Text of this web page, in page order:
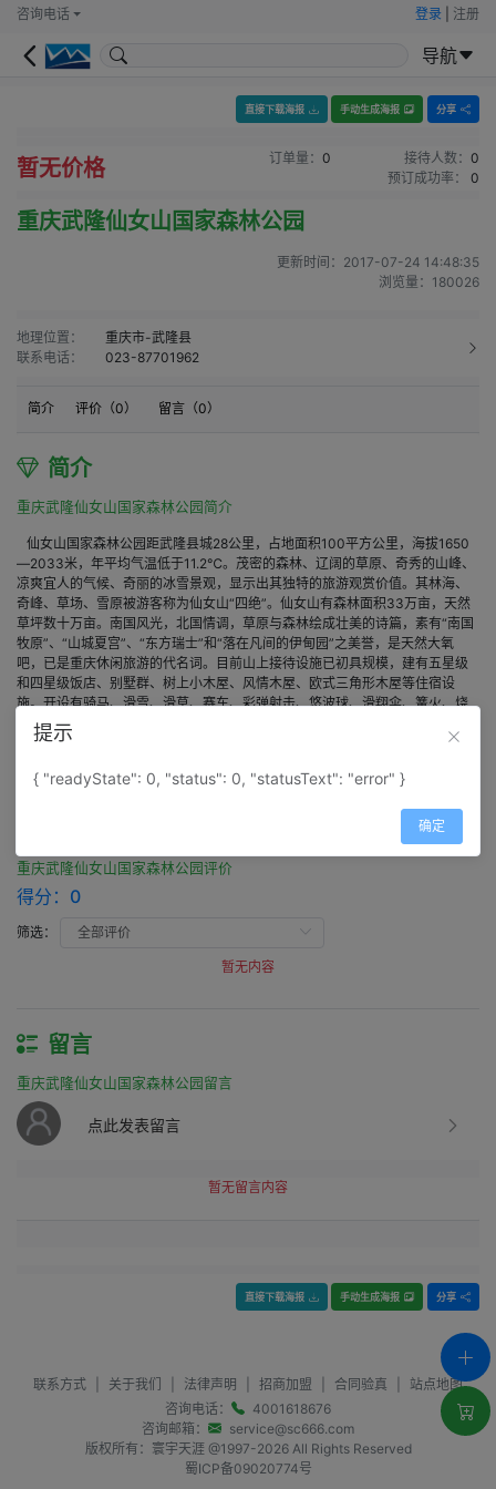
咨询电话 登录 注册
导航
直接下载海报 手动生成海报 分享
暂无价格 订单量： 0 接待人数： 0
预订成功率：
0
重庆武隆仙女山国家森林公园
更新时间： 2017-07-24 14:48:35
浏览量： 180026
地理位置：
重庆市-武隆县
联系电话：
023-87701962
简介 评价（0） 留言（0）
简介
重庆武隆仙女山国家森林公园简介
仙女山国家森林公园距武隆县城28公里，占地面积100平方公里，海拔1650
—2033米，年平均气温低于11.2℃。茂密的森林、辽阔的草原、奇秀的山峰、
凉爽宜人的气候、奇丽的冰雪景观，显示出其独特的旅游观赏价值。其林海、
奇峰、草场、雪原被游客称为仙女山“四绝”。仙女山有森林面积33万亩，天然
草坪数十万亩。南国风光，北国情调，草原与森林绘成壮美的诗篇，素有“南国
牧原”、“山城夏宫”、“东方瑞士”和“落在凡间的伊甸园”之美誉，是天然大氧
吧，已是重庆休闲旅游的代名词。目前山上接待设施已初具规模，建有五星级
和四星级饭店、别墅群、树上小木屋、风情木屋、欧式三角形木屋等住宿设
施。开设有骑马、滑雪、滑草、赛车、彩弹射击、悠波球、滑翔伞、篝火、烧
烤等20余个游乐项目，仙女山是休闲度假、避暑纳凉的绝佳胜地。仙女山曾被
评为重庆市“十佳”旅游景区，于2006年被评为国家AAAA级旅游区。
重庆武隆仙女山国家森林公园评价
得分： 0
筛选：
暂无内容
留言
重庆武隆仙女山国家森林公园留言
点此发表留言
暂无留言内容
直接下载海报 手动生成海报 分享
联系方式 关于我们 法律声明 招商加盟 合同验真
站点地图
咨询电话：
4001618676
咨询邮箱：
service@sc666.com
版权所有：寰宇天涯 @1997-2026All Rights Reserved
蜀ICP备09020774号
提示
{ "readyState": 0, "status": 0, "statusText": "error" }
确定